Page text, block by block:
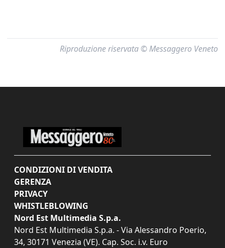
Riproduzione riservata © Messaggero Veneto
CONDIZIONI DI VENDITA
GERENZA
PRIVACY
WHISTLEBLOWING
Nord Est Multimedia S.p.a.
Nord Est Multimedia S.p.a. - Via Alessandro Poerio,
34, 30171 Venezia (VE). Cap. Soc. i.v. Euro